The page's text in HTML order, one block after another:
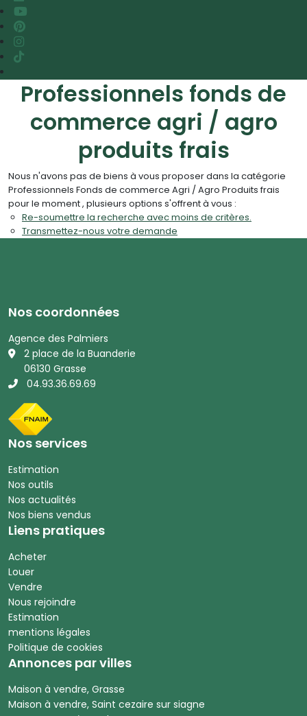
Professionnels fonds de
commerce agri / agro
produits frais
Nous n'avons pas de biens à vous proposer dans la catégorie
Professionnels Fonds de commerce Agri / Agro Produits frais
pour le moment , plusieurs options s'offrent à vous :
Re-soumettre la recherche avec moins de critères.
Transmettez-nous votre demande
Nos coordonnées
Agence des Palmiers
2 place de la Buanderie
06130 Grasse
04.93.36.69.69
Nos services
Estimation
Nos outils
Nos actualités
Nos biens vendus
Liens pratiques
Acheter
Louer
Vendre
Nous rejoindre
Estimation
mentions légales
Politique de cookies
Annonces par villes
Maison à vendre, Grasse
Maison à vendre, Saint cezaire sur siagne